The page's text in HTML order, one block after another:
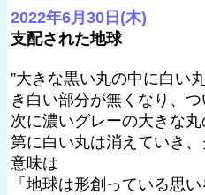
2022年6月30日(木)
支配された地球
”大きな黒い丸の中に白い
き白い部分が無くなり、つ
次に濃いグレーの大きな
第に白い丸は消えていき
意味は
「地球は形創っている思